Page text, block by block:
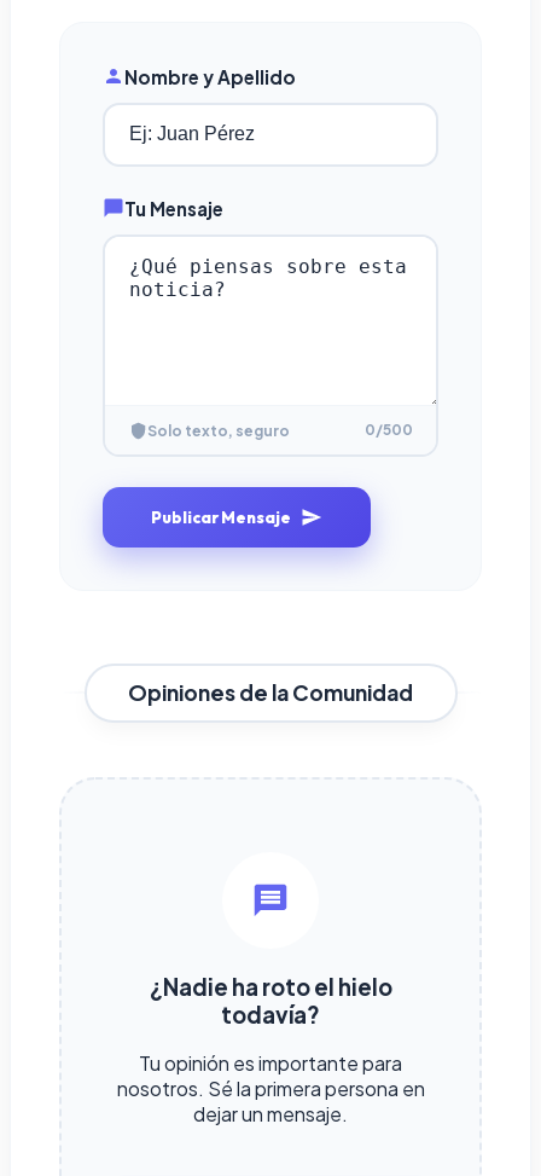
Nombre y Apellido
Tu Mensaje
Solo texto, seguro 0/500
Publicar Mensaje
Opiniones de la Comunidad
¿Nadie ha roto el hielo
todavía?
Tu opinión es importante para
nosotros. Sé la primera persona en
dejar un mensaje.